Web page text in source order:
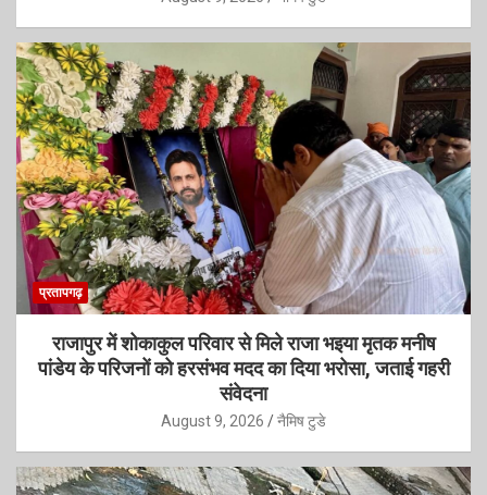
प्रतापगढ़
राजापुर में शोकाकुल परिवार से मिले राजा भइया मृतक मनीष
पांडेय के परिजनों को हरसंभव मदद का दिया भरोसा, जताई गहरी
संवेदना
August 9, 2026 नैमिष टुडे